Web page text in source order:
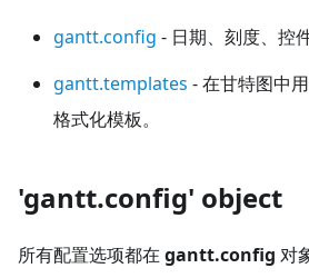
gantt.config - 日期、刻度、控
gantt.templates - 在甘特图中
格式化模板。
'gantt.config' object
所有配置选项都在 gantt.config 对